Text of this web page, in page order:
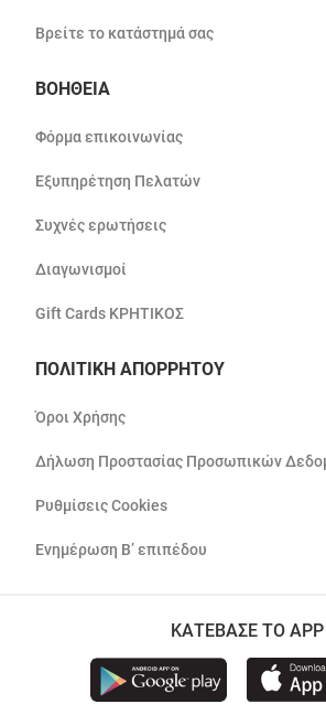
Βρείτε το κατάστημά σας
ΒΟΗΘΕΙΑ
Φόρμα επικοινωνίας
Εξυπηρέτηση Πελατών
Συχνές ερωτήσεις
Διαγωνισμοί
Gift Cards ΚΡΗΤΙΚΟΣ
ΠΟΛΙΤΙΚΗ ΑΠΟΡΡΗΤΟΥ
Όροι Χρήσης
Δήλωση Προστασίας Προσωπικών
Ρυθμίσεις Cookies
Ενημέρωση Β’ επιπέδου
ΚΑΤΕΒΑΣΕ ΤΟ APP